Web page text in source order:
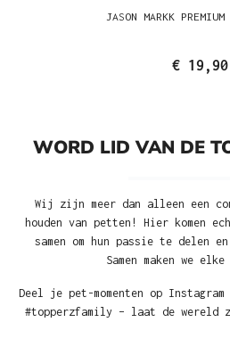
JASON MARKK PREMIUM
€ 19,90
WORD LID VAN DE
Wij zijn meer dan alleen een
houden van petten! Hier komen
samen om hun passie te delen
Samen maken we
Deel je pet-momenten op
#topperzfamily – laat de